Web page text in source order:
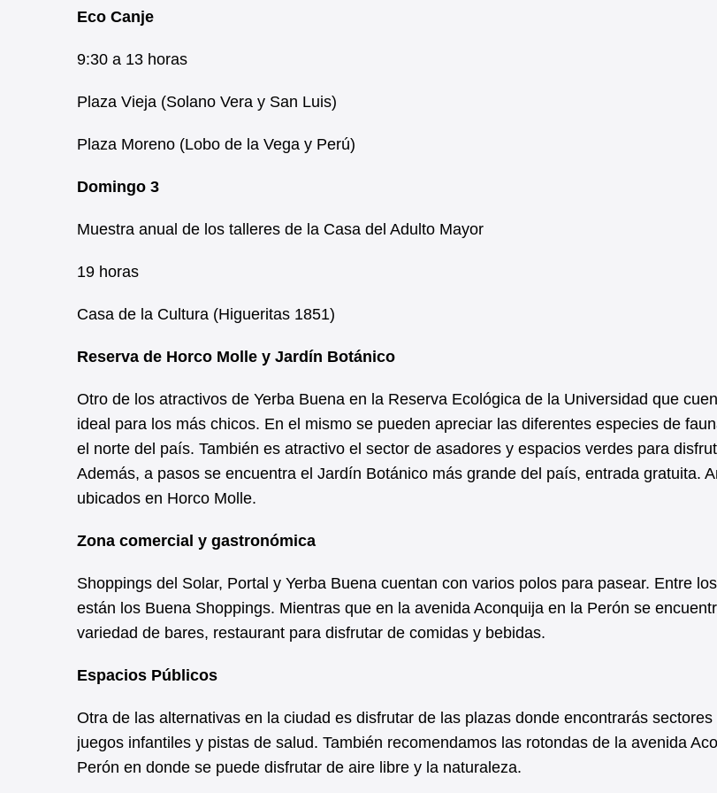
Eco Canje
9:30 a 13 horas
Plaza Vieja (Solano Vera y San Luis)
Plaza Moreno (Lobo de la Vega y Perú)
Domingo 3
Muestra anual de los talleres de la Casa del Adulto Mayor
19 horas
Casa de la Cultura (Higueritas 1851)
Reserva de Horco Molle y Jardín Botánico
Otro de los atractivos de Yerba Buena en la Reserva Ecológica de la Universidad que
ideal para los más chicos. En el mismo se pueden apreciar las diferentes especies de
el norte del país. También es atractivo el sector de asadores y espacios verdes para
Además, a pasos se encuentra el Jardín Botánico más grande del país, entrada gratuita.
ubicados en Horco Molle.
Zona comercial y gastronómica
Shoppings del Solar, Portal y Yerba Buena cuentan con varios polos para pasear. Entre
están los Buena Shoppings. Mientras que en la avenida Aconquija en la Perón se
variedad de bares, restaurant para disfrutar de comidas y bebidas.
Espacios Públicos
Otra de las alternativas en la ciudad es disfrutar de las plazas donde encontrarás sectores
juegos infantiles y pistas de salud. También recomendamos las rotondas de la avenida
Perón en donde se puede disfrutar de aire libre y la naturaleza.